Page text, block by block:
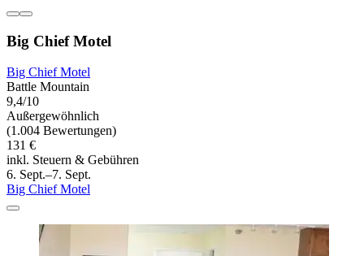
Big Chief Motel
Big Chief Motel
Battle Mountain
9,4/10
Außergewöhnlich
(1.004 Bewertungen)
131 €
inkl. Steuern & Gebühren
6. Sept.–7. Sept.
Big Chief Motel